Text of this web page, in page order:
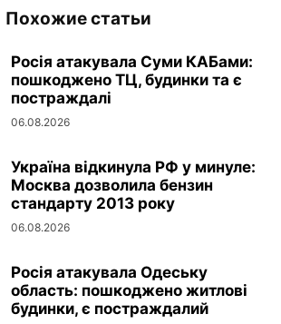
Похожие статьи
Росія атакувала Суми КАБами:
пошкоджено ТЦ, будинки та є
постраждалі
06.08.2026
Україна відкинула РФ у минуле:
Москва дозволила бензин
стандарту 2013 року
06.08.2026
Росія атакувала Одеську
область: пошкоджено житлові
будинки, є постраждалий